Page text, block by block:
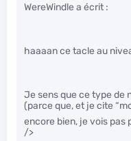
WereWindle a écrit :
haaaan ce tacle au
Je sens que ce type de
(parce que, et je cite
encore bien, je vois pas
/>